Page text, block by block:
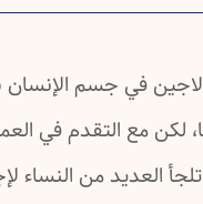
عن حقن الكولاجين
في جسم الإنسان
لكن مع التقدم في
العديد من النساء